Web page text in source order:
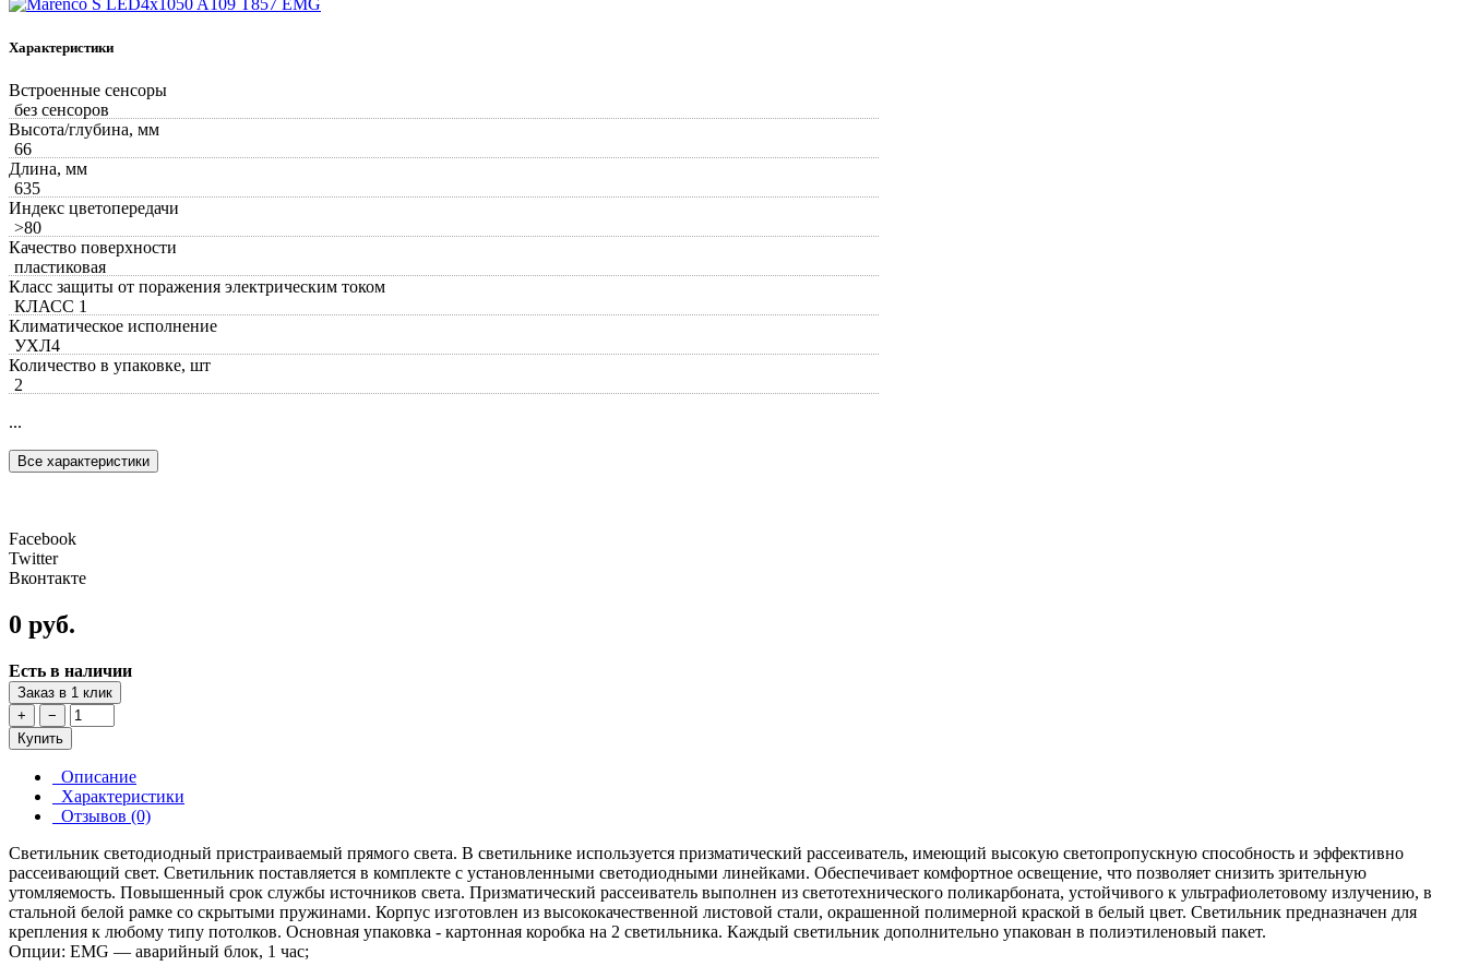
Характеристики
Встроенные сенсоры
без сенсоров
Высота/глубина, мм
66
Длина, мм
635
Индекс цветопередачи
>80
Качество поверхности
пластиковая
Класс защиты от поражения электрическим током
КЛАСС 1
Климатическое исполнение
УХЛ4
Количество в упаковке, шт
2
...
Все характеристики
Facebook
Twitter
Вконтакте
0 руб.
Есть в наличии
Заказ в 1 клик
+
−
Купить
Описание
Характеристики
Отзывов (0)
Светильник светодиодный пристраиваемый прямого света. В светильнике используется призматический рассеиватель, имеющий высокую светопропускную способность и эффективно
рассеивающий свет. Светильник поставляется в комплекте с установленными светодиодными линейками. Обеспечивает комфортное освещение, что позволяет снизить зрительную
утомляемость. Повышенный срок службы источников света. Призматический рассеиватель выполнен из светотехнического поликарбоната, устойчивого к ультрафиолетовому излучению, в
стальной белой рамке со скрытыми пружинами. Корпус изготовлен из высококачественной листовой стали, окрашенной полимерной краской в белый цвет. Светильник предназначен для
крепления к любому типу потолков. Основная упаковка - картонная коробка на 2 светильника. Каждый светильник дополнительно упакован в полиэтиленовый пакет.
Опции: EMG — аварийный блок, 1 час;